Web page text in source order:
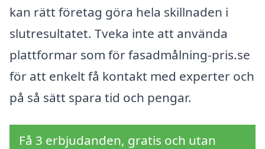
kan rätt företag göra hela skillnaden i
slutresultatet. Tveka inte att använda
plattformar som för fasadmålning-pris.se
för att enkelt få kontakt med experter och
på så sätt spara tid och pengar.
Få 3 erbjudanden, gratis och utan